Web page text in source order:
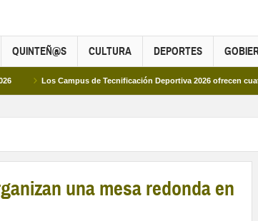
QUINTEÑ@S CULTURA DEPORTES
Los Campus de Tecnificación Deportiva 2026 ofrecen cuatro
una mesa redonda en